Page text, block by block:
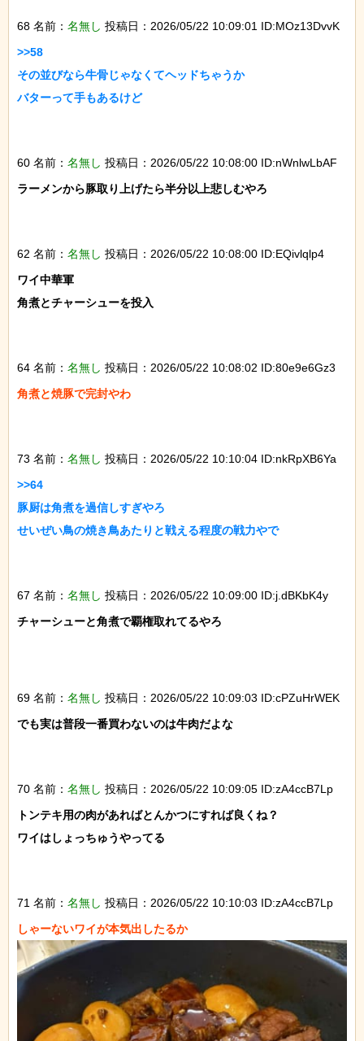
68 名前： 名無し 投稿日：2026/05/22 10:09:01 ID:MOz13DvvK
>>58
その並びなら牛骨じゃなくてヘッドちゃうか
バターって手もあるけど
60 名前： 名無し 投稿日：2026/05/22 10:08:00 ID:nWnlwLbAF
ラーメンから豚取り上げたら半分以上悲しむやろ
62 名前： 名無し 投稿日：2026/05/22 10:08:00 ID:EQivlqlp4
ワイ中華軍
角煮とチャーシューを投入
64 名前： 名無し 投稿日：2026/05/22 10:08:02 ID:80e9e6Gz3
角煮と焼豚で完封やわ
73 名前： 名無し 投稿日：2026/05/22 10:10:04 ID:nkRpXB6Ya
>>64
豚厨は角煮を過信しすぎやろ
せいぜい鳥の焼き鳥あたりと戦える程度の戦力やで
67 名前： 名無し 投稿日：2026/05/22 10:09:00 ID:j.dBKbK4y
チャーシューと角煮で覇権取れてるやろ
69 名前： 名無し 投稿日：2026/05/22 10:09:03 ID:cPZuHrWEK
でも実は普段一番買わないのは牛肉だよな
70 名前： 名無し 投稿日：2026/05/22 10:09:05 ID:zA4ccB7Lp
トンテキ用の肉があればとんかつにすれば良くね？
ワイはしょっちゅうやってる
71 名前： 名無し 投稿日：2026/05/22 10:10:03 ID:zA4ccB7Lp